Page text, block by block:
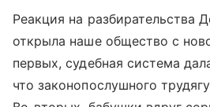
Реакция на разбирательства
открыла наше общество с
первых, судебная система
что законопослушного